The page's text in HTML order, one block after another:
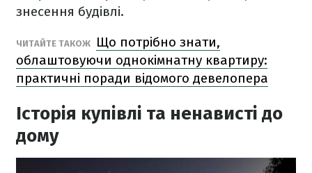
знесення будівлі.
ЧИТАЙТЕ ТАКОЖ
Що потрібно знати,
облаштовуючи однокімнатну квартиру:
практичні поради відомого девелопера
Історія купівлі та ненависті до
дому